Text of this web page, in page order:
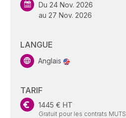
Du 24 Nov. 2026
au 27 Nov. 2026
LANGUE
Anglais
TARIF
1445 € HT
Gratuit pour les contrats MUTS